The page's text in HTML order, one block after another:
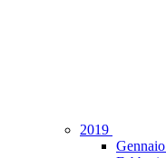
2019
Gennaio